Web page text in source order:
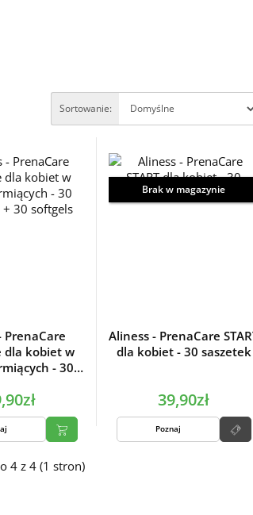
Sortowanie:
PrenaCare
dla kobiet w
- 30
Brak w magazynie
Aliness - PrenaCare
dla kobiet - 30 saszetek
39,90zł
Poznaj
4 z 4 (1 stron)